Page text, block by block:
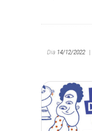
Dia 14/12/2022